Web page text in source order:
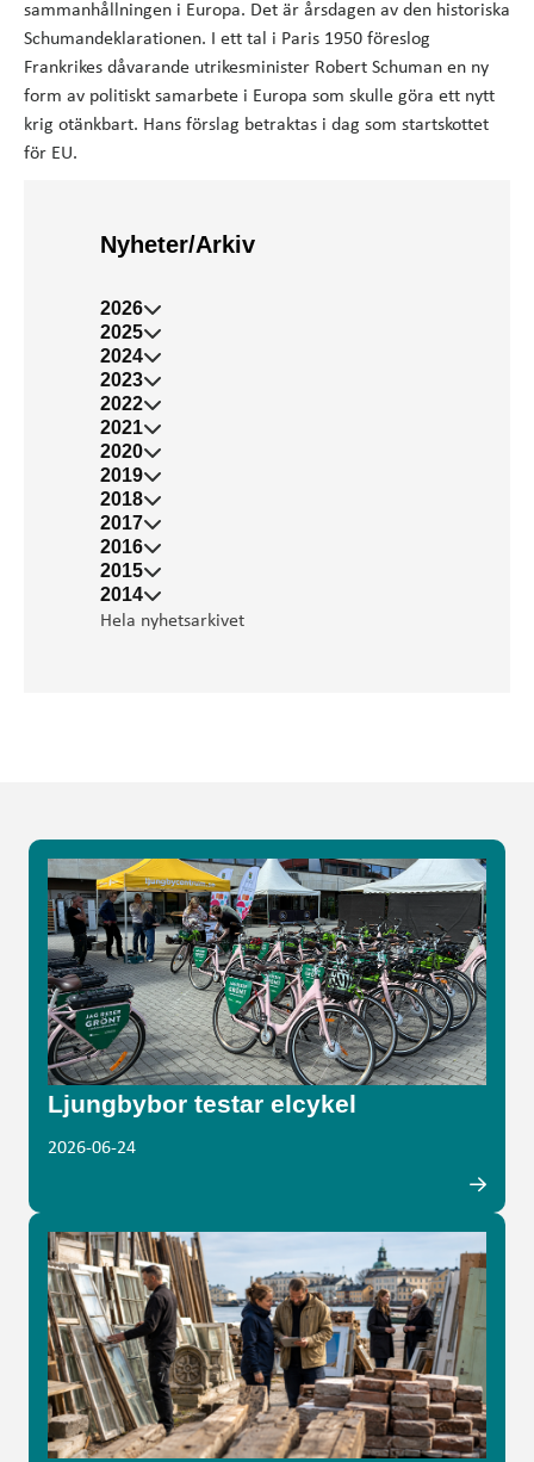
sammanhållningen i Europa. Det är årsdagen av den historiska
Schumandeklarationen. I ett tal i Paris 1950 föreslog
Frankrikes dåvarande utrikesminister Robert Schuman en ny
form av politiskt samarbete i Europa som skulle göra ett nytt
krig otänkbart. Hans förslag betraktas i dag som startskottet
för EU.
Nyheter/Arkiv
2026
2025
2024
2023
2022
2021
2020
2019
2018
2017
2016
2015
2014
Hela nyhetsarkivet
Ljungbybor testar elcykel
2026-06-24